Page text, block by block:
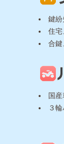
鍵紛
住宅
合鍵
国
３